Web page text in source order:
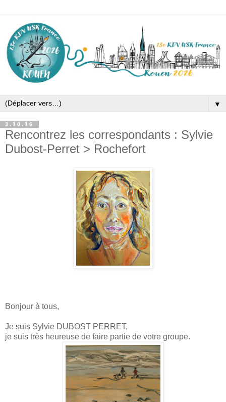
▼
3.10.16
Rencontrez les correspondants : Sylvie
Dubost-Perret > Rochefort
Bonjour à tous,
Je suis Sylvie DUBOST PERRET,
je suis très heureuse de faire partie de votre groupe.